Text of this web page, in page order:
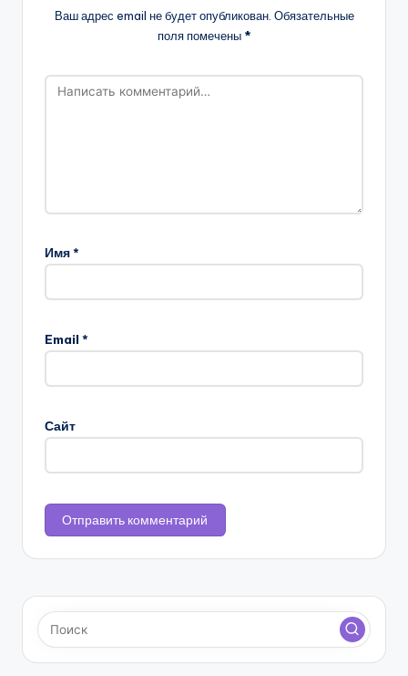
Ваш адрес email не будет опубликован. Обязательные
поля помечены *
Имя*
Email *
Сайт